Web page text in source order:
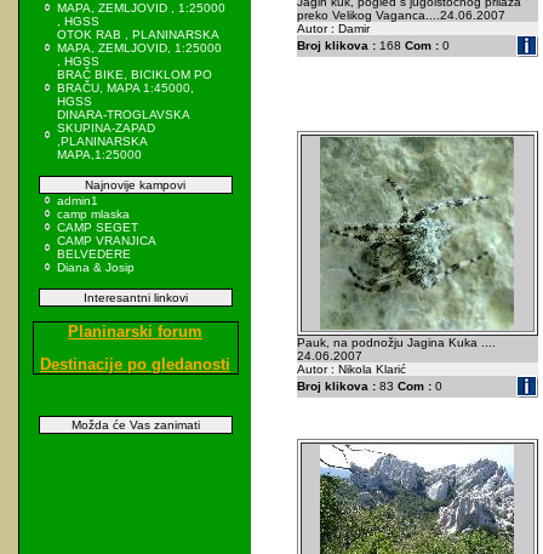
MAPA, ZEMLJOVID , 1:25000
, HGSS
OTOK RAB , PLANINARSKA
MAPA, ZEMLJOVID, 1:25000
, HGSS
BRAČ BIKE, BICIKLOM PO
BRAČU, MAPA 1:45000,
HGSS
DINARA-TROGLAVSKA
SKUPINA-ZAPAD
,PLANINARSKA
MAPA,1:25000
Najnovije kampovi
admin1
camp mlaska
CAMP SEGET
CAMP VRANJICA
BELVEDERE
Diana & Josip
Interesantni linkovi
Planinarski forum
Destinacije po gledanosti
Možda će Vas zanimati
preko Velikog Vaganca....24.06.2007
Autor : Damir
Broj klikova :168 Com :0
Pauk, na podnožju Jagina Kuka ....
24.06.2007
Autor : Nikola Klarić
Broj klikova :83 Com :0